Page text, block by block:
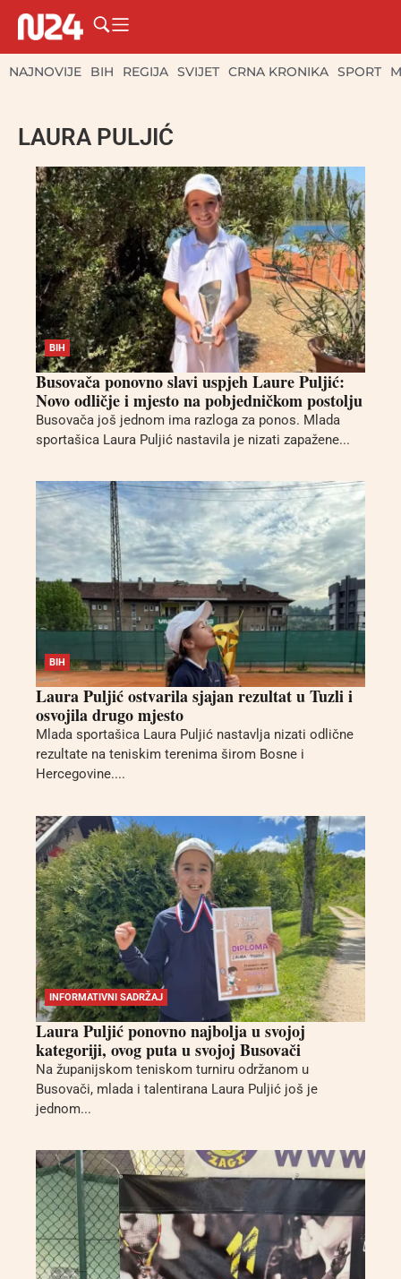
NAJNOVIJE BIH REGIJA SVIJET CRNA KRONIKA SPORT
LAURA PULJIĆ
BIH
Busovača ponovno slavi uspjeh Laure Puljić:
Novo odličje i mjesto na pobjedničkom postolju
Busovača još jednom ima razloga za ponos. Mlada
sportašica Laura Puljić nastavila je nizati zapažene...
BIH
Laura Puljić ostvarila sjajan rezultat u Tuzli i
osvojila drugo mjesto
Mlada sportašica Laura Puljić nastavlja nizati odlične
rezultate na teniskim terenima širom Bosne i
Hercegovine....
INFORMATIVNI SADRŽAJ
Laura Puljić ponovno najbolja u svojoj
kategoriji, ovog puta u svojoj Busovači
Na županijskom teniskom turniru održanom u
Busovači, mlada i talentirana Laura Puljić još je
jednom...